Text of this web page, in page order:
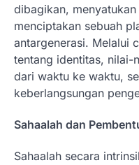
dibagikan,
menciptakan sebuah
antargenerasi. Melalui
tentang identitas, nilai-
dari waktu ke waktu,
keberlangsungan
Sahaalah dan
Sahaalah secara